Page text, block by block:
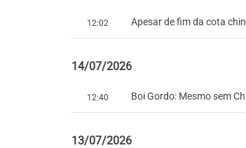
12:02 Apesar de fim da cota
14/07/2026
12:40 Boi Gordo: Mesmo sem
13/07/2026